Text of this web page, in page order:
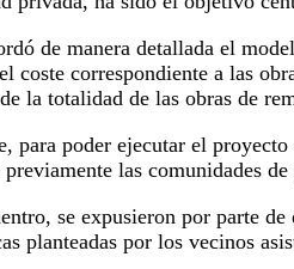
de manera detallada el
coste correspondiente a las
la totalidad de las obras de
para poder ejecutar el
previamente las comunidades
se expusieron por parte
planteadas por los vecinos